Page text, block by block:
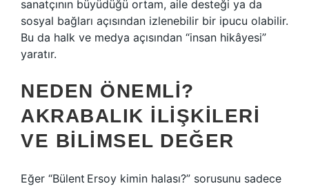
sanatçının büyüdüğü ortam, aile desteği ya da
sosyal bağları açısından izlenebilir bir ipucu olabilir.
Bu da halk ve medya açısından “insan hikâyesi”
yaratır.
NEDEN ÖNEMLI?
AKRABALIK İLIŞKILERI
VE BILIMSEL DEĞER
Eğer “Bülent Ersoy kimin halası?” sorusunu sadece